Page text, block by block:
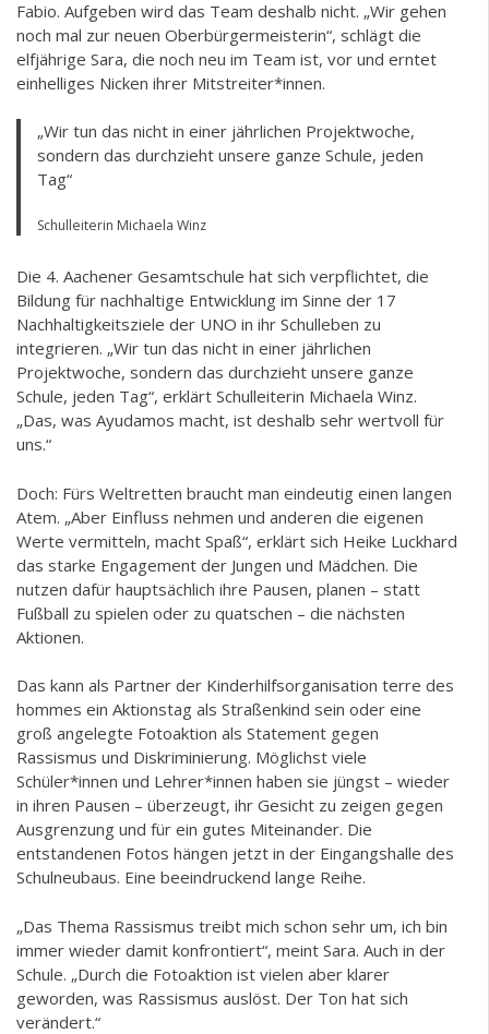
Fabio. Aufgeben wird das Team deshalb nicht. „Wir gehen
noch mal zur neuen Oberbürgermeisterin“, schlägt die
elfjährige Sara, die noch neu im Team ist, vor und erntet
einhelliges Nicken ihrer Mitstreiter*innen.
„Wir tun das nicht in einer jährlichen Projektwoche,
sondern das durchzieht unsere ganze Schule, jeden
Tag“
Schulleiterin Michaela Winz
Die 4. Aachener Gesamtschule hat sich verpflichtet, die
Bildung für nachhaltige Entwicklung im Sinne der 17
Nachhaltigkeitsziele der UNO in ihr Schulleben zu
integrieren. „Wir tun das nicht in einer jährlichen
Projektwoche, sondern das durchzieht unsere ganze
Schule, jeden Tag“, erklärt Schulleiterin Michaela Winz.
„Das, was Ayudamos macht, ist deshalb sehr wertvoll für
uns.“
Doch: Fürs Weltretten braucht man eindeutig einen langen
Atem. „Aber Einfluss nehmen und anderen die eigenen
Werte vermitteln, macht Spaß“, erklärt sich Heike Luckhard
das starke Engagement der Jungen und Mädchen. Die
nutzen dafür hauptsächlich ihre Pausen, planen – statt
Fußball zu spielen oder zu quatschen – die nächsten
Aktionen.
Das kann als Partner der Kinderhilfsorganisation terre des
hommes ein Aktionstag als Straßenkind sein oder eine
groß angelegte Fotoaktion als Statement gegen
Rassismus und Diskriminierung. Möglichst viele
Schüler*innen und Lehrer*innen haben sie jüngst – wieder
in ihren Pausen – überzeugt, ihr Gesicht zu zeigen gegen
Ausgrenzung und für ein gutes Miteinander. Die
entstandenen Fotos hängen jetzt in der Eingangshalle des
Schulneubaus. Eine beeindruckend lange Reihe.
„Das Thema Rassismus treibt mich schon sehr um, ich bin
immer wieder damit konfrontiert“, meint Sara. Auch in der
Schule. „Durch die Fotoaktion ist vielen aber klarer
geworden, was Rassismus auslöst. Der Ton hat sich
verändert.“